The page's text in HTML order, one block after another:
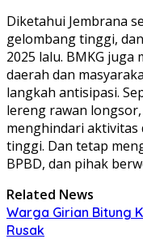
Diketahui Jembrana
gelombang tinggi,
2025 lalu. BMKG
daerah dan
langkah antisipasi.
lereng rawan
menghindari aktivitas
tinggi. Dan tetap
BPBD, dan pihak
Related News
Warga Girian Bitung
Rusak